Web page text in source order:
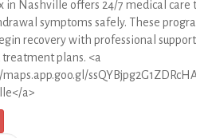
in Nashville offers 24/7 medical care to
symptoms safely. These
recovery with professional support
plans. <a
a>